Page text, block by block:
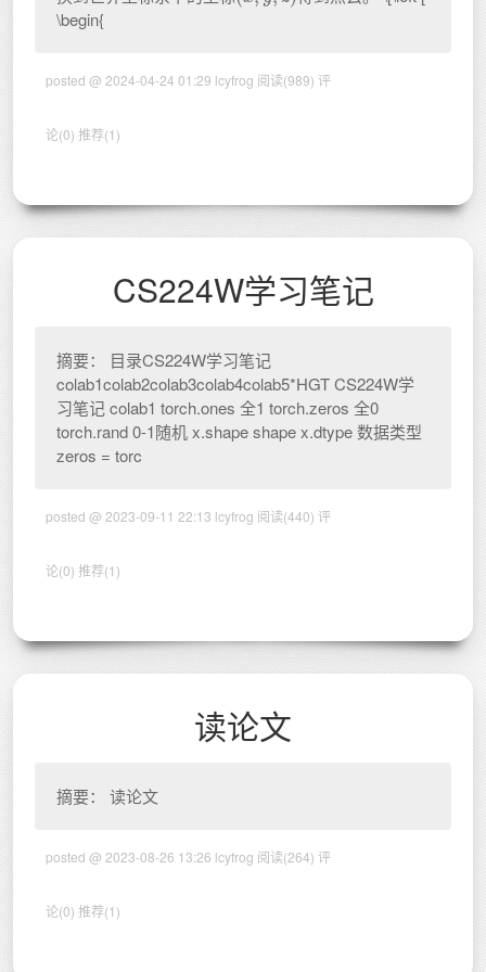
\begin{
posted @ 2024-04-24 01:29 lcyfrog 阅读(989) 评
论(0) 推荐(1)
CS224W学习笔记
摘要： 目录CS224W学习笔记
colab1colab2colab3colab4colab5*HGT CS224W学
习笔记 colab1 torch.ones 全1 torch.zeros 全0
torch.rand 0-1随机 x.shape shape x.dtype 数据类型
zeros = torc
posted @ 2023-09-11 22:13 lcyfrog 阅读(440) 评
论(0) 推荐(1)
读论文
摘要： 读论文
posted @ 2023-08-26 13:26 lcyfrog 阅读(264) 评
论(0) 推荐(1)